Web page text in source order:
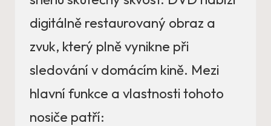
digitálně restaurovaný obraz a
zvuk, který plně vynikne při
sledování v domácím kině. Mezi
hlavní funkce a vlastnosti tohoto
nosiče patří: